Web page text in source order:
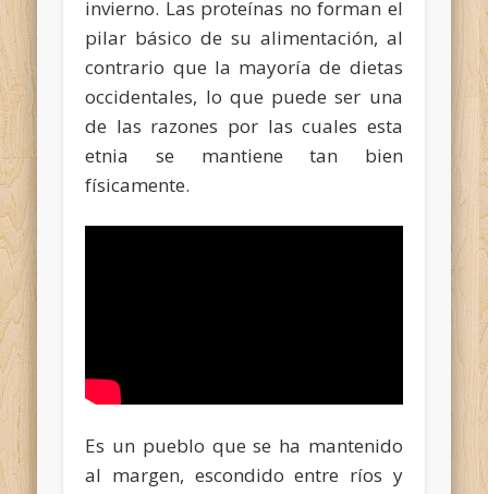
invierno. Las proteínas no forman el
pilar básico de su alimentación, al
contrario que la mayoría de dietas
occidentales, lo que puede ser una
de las razones por las cuales esta
etnia se mantiene tan bien
físicamente.
Es un pueblo que se ha mantenido
al margen, escondido entre ríos y